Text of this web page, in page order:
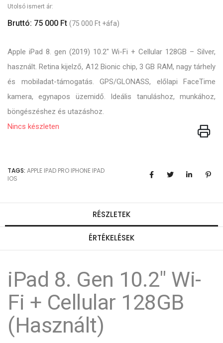
Utolsó ismert ár:
Bruttó: 75 000 Ft (75 000 Ft +áfa)
Apple iPad 8. gen (2019) 10.2″ Wi-Fi + Cellular 128GB – Silver,
használt. Retina kijelző, A12 Bionic chip, 3 GB RAM, nagy tárhely
és mobiladat-támogatás. GPS/GLONASS, előlapi FaceTime
kamera, egynapos üzemidő. Ideális tanuláshoz, munkához,
böngészéshez és utazáshoz.
Nincs készleten
TAGS: APPLE IPAD PRO IPHONE IPAD
IOS
RÉSZLETEK
ÉRTÉKELÉSEK
iPad 8. Gen 10.2″ Wi-
Fi + Cellular 128GB
(Használt)